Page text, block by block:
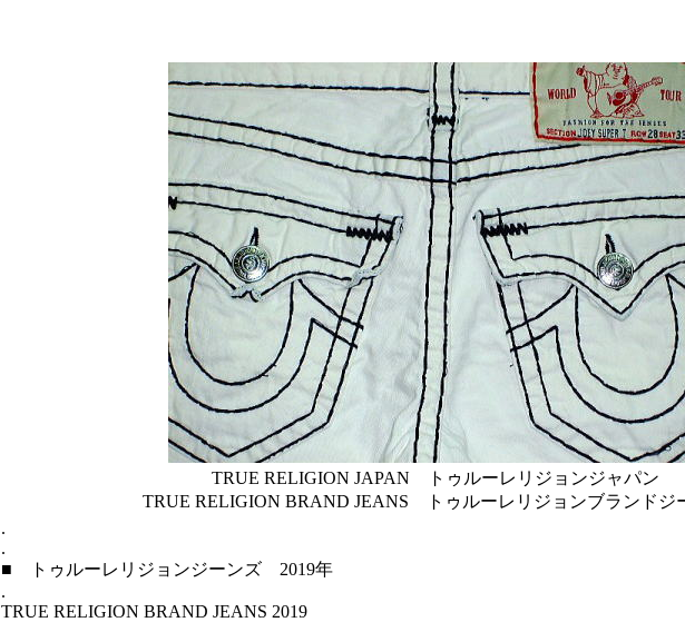
TRUE RELIGION JAPAN トゥルーレリジョンジャパン
TRUE RELIGION BRAND JEANS トゥルーレリジョンブランドジ
.
.
■ トゥルーレリジョンジーンズ 2019年
.
TRUE RELIGION BRAND JEANS 2019